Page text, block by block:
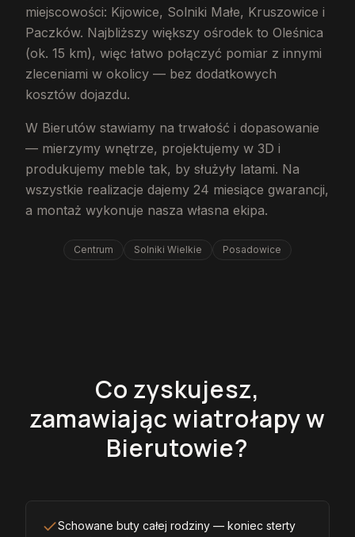
miejscowości: Kijowice, Solniki Małe, Kruszowice i
Paczków. Najbliższy większy ośrodek to Oleśnica
(ok. 15 km), więc łatwo połączyć pomiar z innymi
zleceniami w okolicy — bez dodatkowych
kosztów dojazdu.
W Bierutów stawiamy na trwałość i dopasowanie
— mierzymy wnętrze, projektujemy w 3D i
produkujemy meble tak, by służyły latami. Na
wszystkie realizacje dajemy 24 miesiące gwarancji,
a montaż wykonuje nasza własna ekipa.
Centrum Solniki Wielkie Posadowice
Co zyskujesz,
zamawiając wiatrołapy w
Bierutowie?
Schowane buty całej rodziny — koniec sterty